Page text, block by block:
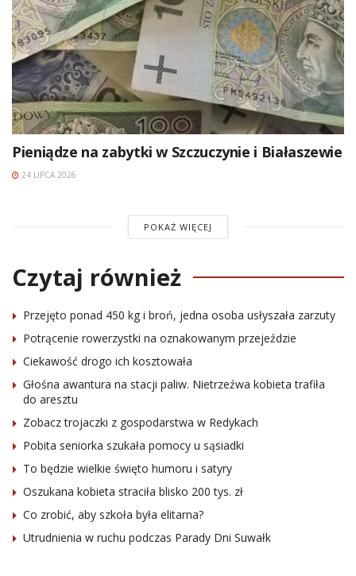
Pieniądze na zabytki w Szczuczynie i Białaszewie
24 LIPCA 2026
POKAŻ WIĘCEJ
Czytaj również
Przejęto ponad 450 kg i broń, jedna osoba usłyszała zarzuty
Potrącenie rowerzystki na oznakowanym przejeździe
Ciekawość drogo ich kosztowała
Głośna awantura na stacji paliw. Nietrzeźwa kobieta trafiła
do aresztu
Zobacz trojaczki z gospodarstwa w Redykach
Pobita seniorka szukała pomocy u sąsiadki
To będzie wielkie święto humoru i satyry
Oszukana kobieta straciła blisko 200 tys. zł
Co zrobić, aby szkoła była elitarna?
Utrudnienia w ruchu podczas Parady Dni Suwałk